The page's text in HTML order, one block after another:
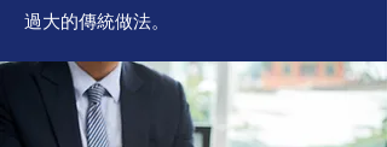
過大的傳統做法。